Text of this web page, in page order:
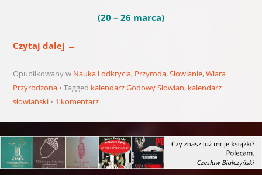
(20 – 26 marca)
Czytaj dalej →
Opublikowany w Nauka i odkrycia, Przyroda,Słowianie,Wiara
Przyrodzona
Tagged kalendarz Godowy Słowian, kalendarz
słowiański
1 komentarz